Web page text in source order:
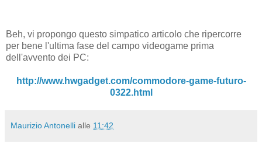
Beh, vi propongo questo simpatico articolo che ripercorre
per bene l'ultima fase del campo videogame prima
dell'avvento dei PC:
http://www.hwgadget.com/commodore-game-futuro-
0322.html
Maurizio Antonelli alle 11:42